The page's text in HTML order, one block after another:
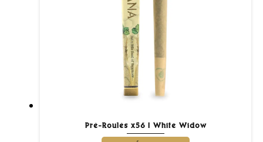
Pré-Roulés x56 | White Widow